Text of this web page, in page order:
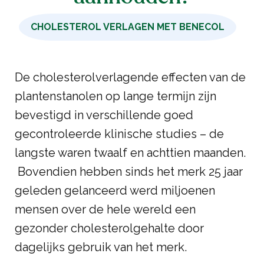
CHOLESTEROL VERLAGEN MET BENECOL
De cholesterolverlagende effecten van de
plantenstanolen op lange termijn zijn
bevestigd in verschillende goed
gecontroleerde klinische studies – de
langste waren twaalf en achttien maanden.
Bovendien hebben sinds het merk 25 jaar
geleden gelanceerd werd miljoenen
mensen over de hele wereld een
gezonder cholesterolgehalte door
dagelijks gebruik van het merk.